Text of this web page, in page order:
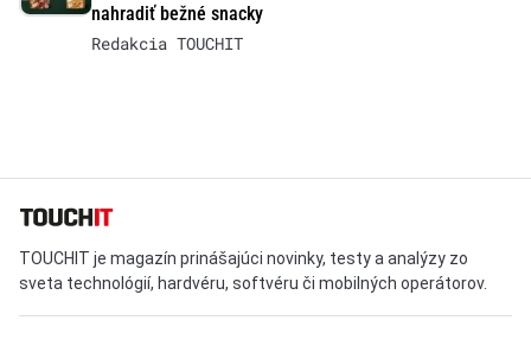
nahradiť bežné snacky
Redakcia TOUCHIT
TOUCHIT je magazín prinášajúci novinky, testy a analýzy zo
sveta technológií, hardvéru, softvéru či mobilných operátorov.